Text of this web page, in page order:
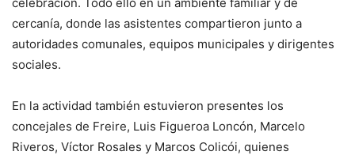
celebración. Todo ello en un ambiente familiar y de
cercanía, donde las asistentes compartieron junto a
autoridades comunales, equipos municipales y dirigentes
sociales.
En la actividad también estuvieron presentes los
concejales de Freire, Luis Figueroa Loncón, Marcelo
Riveros, Víctor Rosales y Marcos Colicói, quienes